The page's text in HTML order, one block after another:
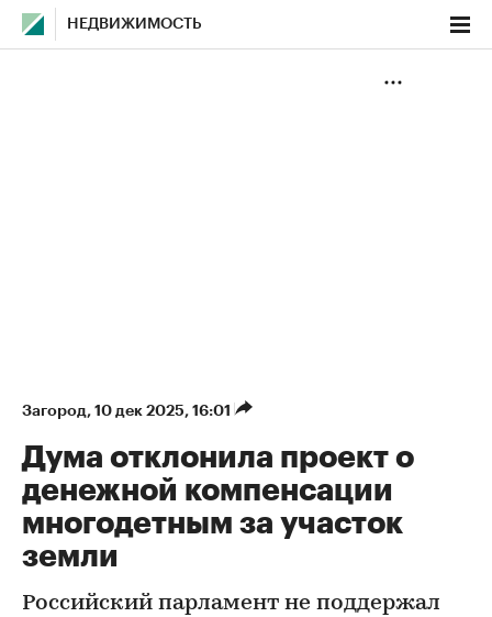
НЕДВИЖИМОСТЬ
Загород⁠, 10 дек 2025, 16:01
Дума отклонила проект о
денежной компенсации
многодетным за участок
земли
Российский парламент не поддержал